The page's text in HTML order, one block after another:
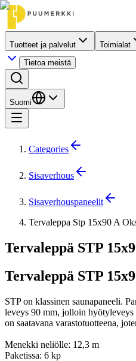
Tuotteet ja palvelut Toimialat
Tietoa meistä
Suomi
Categories
Sisaverhous
Sisaverhouspaneelit
Tervaleppa Stp 15x90 A
Tervaleppä STP
Tervaleppä STP
STP on klassinen saunapaneeli.
leveys 90 mm, jolloin
on saatavana varastotuotteena,
Menekki neliölle: 12,3 m
Paketissa: 6 kp